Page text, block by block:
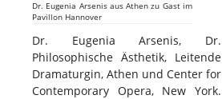
Dr. Eugenia Arsenis aus Athen zu Gast im
Pavillon Hannover
Dr. Eugenia Arsenis, Dr.
Philosophische Ästhetik, Leitende
Dramaturgin, Athen und Center for
Contemporary Opera, New York.